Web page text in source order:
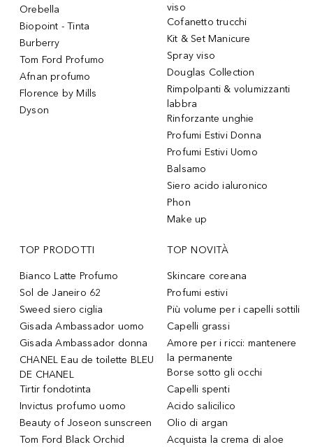
Orebella
Biopoint - Tinta
Burberry
Tom Ford Profumo
Afnan profumo
Florence by Mills
Dyson
viso
Cofanetto trucchi
Kit & Set Manicure
Spray viso
Douglas Collection
Rimpolpanti & volumizzanti
labbra
Rinforzante unghie
Profumi Estivi Donna
Profumi Estivi Uomo
Balsamo
Siero acido ialuronico
Phon
Make up
TOP PRODOTTI
Bianco Latte Profumo
Sol de Janeiro 62
Sweed siero ciglia
Gisada Ambassador uomo
Gisada Ambassador donna
CHANEL Eau de toilette BLEU
DE CHANEL
Tirtir fondotinta
Invictus profumo uomo
Beauty of Joseon sunscreen
Tom Ford Black Orchid
TOP NOVITÀ
Skincare coreana
Profumi estivi
Più volume per i capelli sottili
Capelli grassi
Amore per i ricci: mantenere
la permanente
Borse sotto gli occhi
Capelli spenti
Acido salicilico
Olio di argan
Acquista la crema di aloe